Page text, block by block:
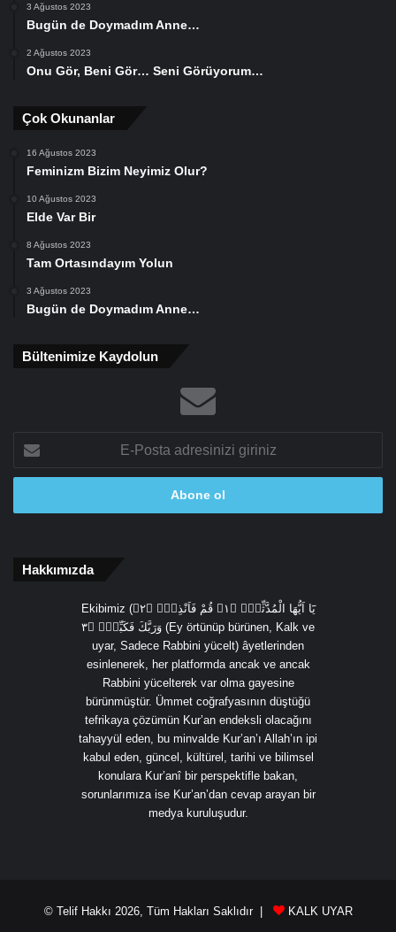
3 Ağustos 2023
Bugün de Doymadım Anne…
2 Ağustos 2023
Onu Gör, Beni Gör… Seni Görüyorum…
Çok Okunanlar
16 Ağustos 2023
Feminizm Bizim Neyimiz Olur?
10 Ağustos 2023
Elde Var Bir
8 Ağustos 2023
Tam Ortasındayım Yolun
3 Ağustos 2023
Bugün de Doymadım Anne…
Bültenimize Kaydolun
Posta
adresinizi
Hakkımızda
Ekibimiz (يَٓا اَيُّهَا الْمُدَّثِّرُۙ ﴿١﴾ قُمْ فَاَنْذِرْۙ ﴿٢﴾
وَرَبَّكَ فَكَبِّرْۙ ﴿٣ (Ey örtünüp bürünen, Kalk ve
uyar, Sadece Rabbini yücelt) âyetlerinden
esinlenerek, her platformda ancak ve ancak
Rabbini yücelterek var olma gayesine
bürünmüştür. Ümmet coğrafyasının düştüğü
tefrikaya çözümün Kur’an endeksli olacağını
tahayyül eden, bu minvalde Kur’an’ı Allah’ın ipi
kabul eden, güncel, kültürel, tarihi ve bilimsel
konulara Kur’anî bir perspektifle bakan,
sorunlarımıza ise Kur’an’dan cevap arayan bir
medya kuruluşudur.
© Telif Hakkı 2026, Tüm Hakları Saklıdır | KALK UYAR